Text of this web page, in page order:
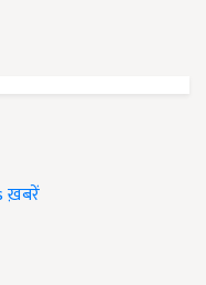
ख़बरें